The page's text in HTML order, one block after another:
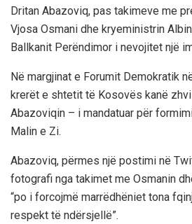
Dritan Abazoviq, pas takimeve me
Vjosa Osmani dhe kryeministrin
Ballkanit Perëndimor i nevojitet një
Në margjinat e Forumit Demokratik
krerët e shtetit të Kosovës kanë
Abazoviqin – i mandatuar për
Malin e Zi.
Abazoviq, përmes një postimi në
fotografi nga takimet me Osmanin
“po i forcojmë marrëdhëniet tona
respekt të ndërsjellë”.